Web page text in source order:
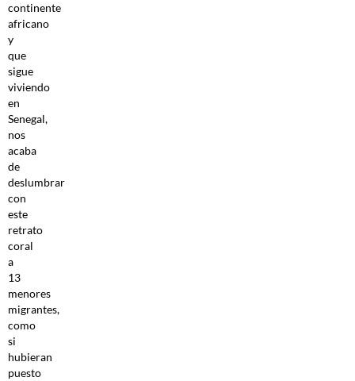
continente
africano
y
que
sigue
viviendo
en
Senegal,
nos
acaba
de
deslumbrar
con
este
retrato
coral
a
13
menores
migrantes,
como
si
hubieran
puesto